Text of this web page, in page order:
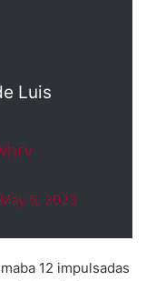
Luis
May 5, 2023
12 impulsadas